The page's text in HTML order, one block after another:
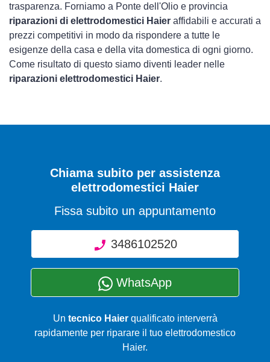
trasparenza. Forniamo a Ponte dell'Olio e provincia
riparazioni di elettrodomestici Haier affidabili e accurati a
prezzi competitivi in modo da rispondere a tutte le
esigenze della casa e della vita domestica di ogni giorno.
Come risultato di questo siamo diventi leader nelle
riparazioni elettrodomestici Haier.
Chiama subito per assistenza
elettrodomestici Haier
Fissa subito un appuntamento
3486102520
WhatsApp
Un tecnico Haierqualificato interverrà
rapidamente per riparare il tuo elettrodomestico
Haier.